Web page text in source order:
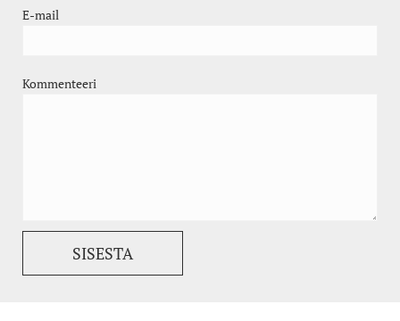
E-mail
Kommenteeri